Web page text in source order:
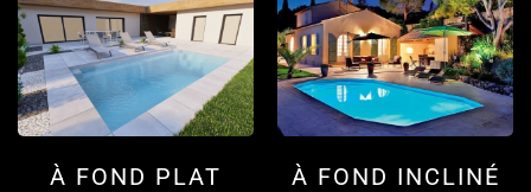
À FOND PLAT À FOND INCLINÉ